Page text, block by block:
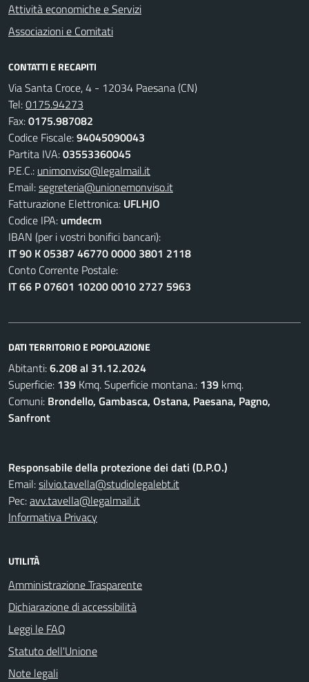
Attività economiche e Servizi
Associazioni e Comitati
CONTATTI E RECAPITI
Via Santa Croce, 4 - 12034 Paesana (CN)
Tel:0175.94273
Fax:0175.987082
Codice Fiscale:94045090043
Partita IVA:03553360045
P.E.C.: unimonviso@legalmail.it
Email:segreteria@unionemonviso.it
Fatturazione Elettronica: UFLHJO
Codice IPA: umdecm
IBAN (per i vostri bonifici bancari):
IT 90 K 05387 46770 0000 3801 2118
Conto Corrente Postale:
IT 66 P 07601 10200 0010 2727 5963
DATI TERRITORIO E POPOLAZIONE
Abitanti:6.208 al 31.12.2024
Superficie: 139 Kmq. Superficie montana.: 139 kmq.
Comuni: Brondello, Gambasca, Ostana, Paesana, Pagno,
Sanfront
Responsabile della protezione dei dati (D.P.O.)
Email:silvio.tavella@studiolegalebt.it
Pec:avv.tavella@legalmail.it
Informativa Privacy
UTILITÀ
Amministrazione Trasparente
Dichiarazione di accessibilità
Leggi le FAQ
Statuto dell'Unione
Note legali